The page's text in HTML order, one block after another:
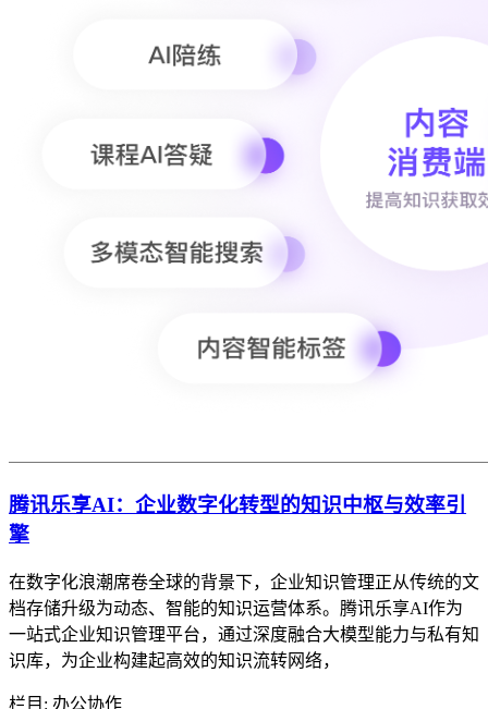
腾讯乐享AI：企业数字化转型的知识中枢与效率引
擎
在数字化浪潮席卷全球的背景下，企业知识管理正从传统的文
档存储升级为动态、智能的知识运营体系。腾讯乐享AI作为
一站式企业知识管理平台，通过深度融合大模型能力与私有知
识库，为企业构建起高效的知识流转网络，
栏目: 办公协作